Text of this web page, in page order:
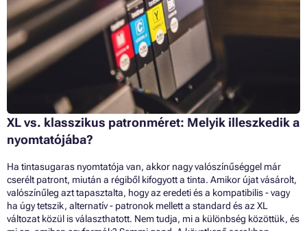
XL vs. klasszikus patronméret: Melyik illeszkedik a
nyomtatójába?
Ha tintasugaras nyomtatója van, akkor nagy valószínűséggel már
cserélt patront, miután a régiből kifogyott a tinta. Amikor újat vásárolt,
valószínűleg azt tapasztalta, hogy az eredeti és a kompatibilis - vagy
ha úgy tetszik, alternatív - patronok mellett a standard és az XL
változat közül is választhatott. Nem tudja, mi a különbség közöttük, és